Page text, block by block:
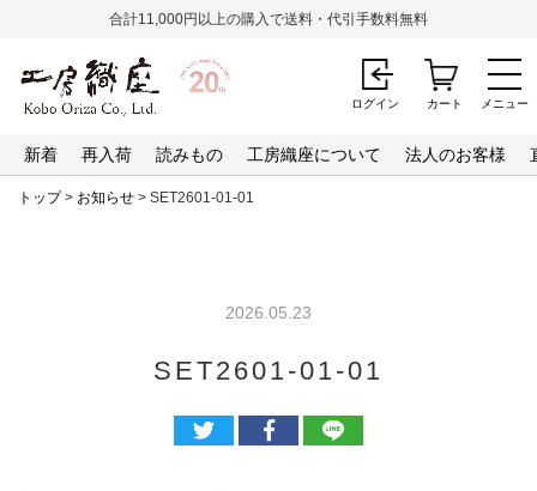
メニュー
合計11,000円以上の購入で送料・代引手数料無料
新着 再入荷 読みもの 工房織座について 法人のお客様
ログイン カート
トップ> お知らせ > SET2601-01-01
2026.05.23
SET2601-01-01